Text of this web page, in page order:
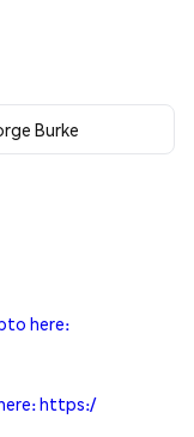
Burke
here:
https:/